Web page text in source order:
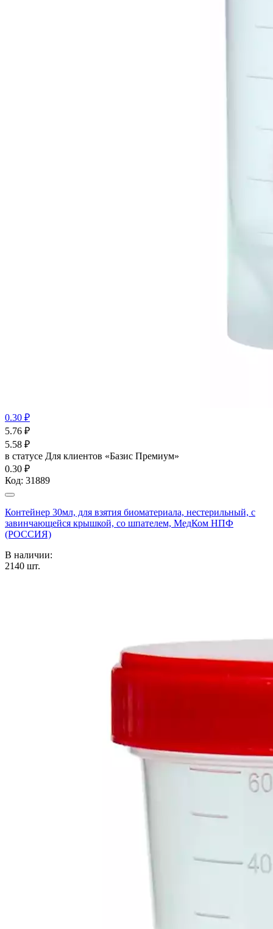
0.30 ₽
5.76 ₽
5.58 ₽
в статусе Для клиентов «Базис Премиум»
0.30 ₽
Код: 31889
Контейнер 30мл, для взятия биоматериала, нестерильный, с
завинчающейся крышкой, со шпателем, МедКом НПФ
(РОССИЯ)
В наличии:
2140 шт.